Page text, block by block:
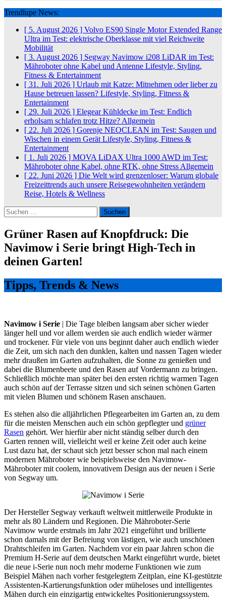
Trendlupe News:
[ 5. August 2026 ] Volvo ES90 Single Motor Extended Range
Ultra im Test: elektrische Oberklasse mit viel Reichweite
Mobilität
[ 3. August 2026 ] Segway Navimow i208 LiDAR im Test:
Mähroboter ohne Kabel und Antenne Lifestyle, Styling,
Fitness & Entertainment
[ 31. Juli 2026 ] Urlaub mit Katze: Mitnehmen oder lieber zu
Hause betreuen lassen? Lifestyle, Styling, Fitness &
Entertainment
[ 29. Juli 2026 ] Elegear Kühldecke im Test: Endlich
erholsam schlafen trotz Hitze? Allgemein
[ 22. Juli 2026 ] Gorenje NEOCLEAN im Test: Saugen und
Wischen in einem Gerät Lifestyle, Styling, Fitness &
Entertainment
[ 1. Juli 2026 ] MOVA LiDAX Ultra 1000 AWD im Test:
Mähroboter ohne Kabel, ohne RTK, ohne Stress Allgemein
[ 22. Juni 2026 ] Die Welt wird grenzenloser: Warum globale
Freizeittrends auch unsere Reisegewohnheiten verändern
Reise, Hotels & Wellness
Suchen
nach:
Grüner Rasen auf Knopfdruck: Die
Navimow i Serie bringt High-Tech in
deinen Garten!
Tipps, Trends & News
Navimow i Serie | Die Tage bleiben langsam aber sicher wieder
länger hell und vor allem werden sie auch endlich wieder wärmer
und trockener. Für viele von uns beginnt daher auch endlich wieder
die Zeit, um sich nach den dunklen, kalten und nassen Tagen wieder
mehr draußen im Garten aufzuhalten, die Sonne zu genießen und
dabei die Blumenbeete und den Rasen auf Vordermann zu bringen.
Schließlich möchte man später bei den ersten richtig warmen Tagen
auch schön auf der Terrasse sitzen und sich seinen schönen Garten
mit vielen Blumen und schönem Rasen anschauen.
Es stehen also die alljährlichen Pflegearbeiten im Garten an, zu dem
für die meisten Menschen auch ein schön gepflegter und grüner
Rasen gehört. Wer hierfür aber nicht ständig selber durch den
Garten rennen will, vielleicht weil er keine Zeit oder auch keine
Lust dazu hat, der schaut sich jetzt besser schon mal nach einem
modernen Mähroboter wie beispielsweise den Navimow-
Mähroboter mit coolem, innovativem Design aus der neuen i Serie
von Segway um.
Der Hersteller Segway verkauft weltweit mittlerweile Produkte in
mehr als 80 Ländern und Regionen. Die Mähroboter-Serie
Navimow wurde erstmals im Jahr 2021 eingeführt und brillierte
schon damals mit der Befreiung von lästigen, wie auch unschönen
Drahtschleifen im Garten. Nachdem vor ein paar Jahren schon die
Premium H-Serie auf dem deutschen Markt eingeführt wurde, bietet
die neue i-Serie nun noch mehr moderne Funktionen wie zum
Beispiel Mähen nach vorher festgelegtem Zeitplan, eine KI-gestützte
Assistenten-Kartierungsfunktion oder müheloses und intelligentes
Mähen durch ein einzigartig entwickeltes Positionierungssystem.